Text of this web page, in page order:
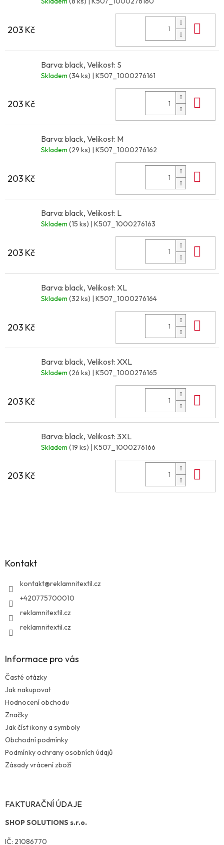
203 Kč
Barva: black, Velikost: S
Skladem (34 ks) | K507_1000276161
203 Kč
Barva: black, Velikost: M
Skladem (29 ks) | K507_1000276162
203 Kč
Barva: black, Velikost: L
Skladem (15 ks) | K507_1000276163
203 Kč
Barva: black, Velikost: XL
Skladem (32 ks) | K507_1000276164
203 Kč
Barva: black, Velikost: XXL
Skladem (26 ks) | K507_1000276165
203 Kč
Barva: black, Velikost: 3XL
Skladem (19 ks) | K507_1000276166
203 Kč
Kontakt
kontakt@reklamnitextil.cz
+420775700010
reklamnitextil.cz
reklamnitextil.cz
Informace pro vás
Časté otázky
Jak nakupovat
Hodnocení obchodu
Značky
Jak číst ikony a symboly
Obchodní podmínky
Podmínky ochrany osobních údajů
Zásady vrácení zboží
FAKTURAČNÍ ÚDAJE
SHOP SOLUTIONS s.r.o.
IČ: 21086770